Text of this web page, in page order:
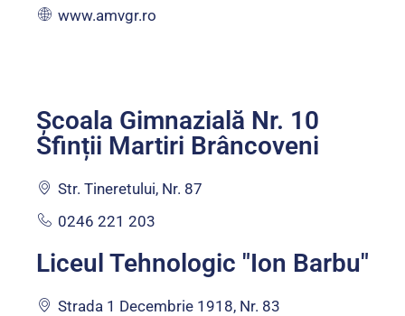
www.amvgr.ro
Școala Gimnazială Nr. 10
Sfinții Martiri Brâncoveni
Str. Tineretului, Nr. 87
0246 221 203
Liceul Tehnologic "Ion Barbu"
Strada 1 Decembrie 1918, Nr. 83